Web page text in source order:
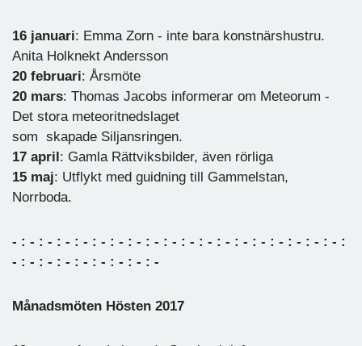
16 januari: Emma Zorn - inte bara konstnärshustru.
Anita Holknekt Andersson
20 februari: Årsmöte
20 mars: Thomas Jacobs informerar om Meteorum -
Det stora meteoritnedslaget
som skapade Siljansringen.
17 april: Gamla Rättviksbilder, även rörliga
15 maj: Utflykt med guidning till Gammelstan,
Norrboda.
- : - : - : - : - : - : - : - : - : - : - : - : - : - : - : - : - : - : - :
- : - : - : - : - : - : - : - : -
Månadsmöten Hösten 2017